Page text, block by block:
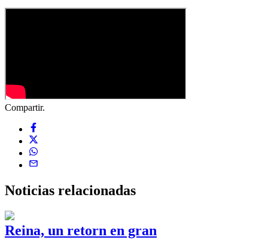
Compartir.
Noticias relacionadas
Reina, un retorn en gran